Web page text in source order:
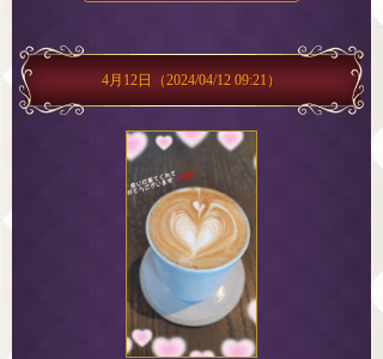
4月12日 （2024/04/12 09:21）